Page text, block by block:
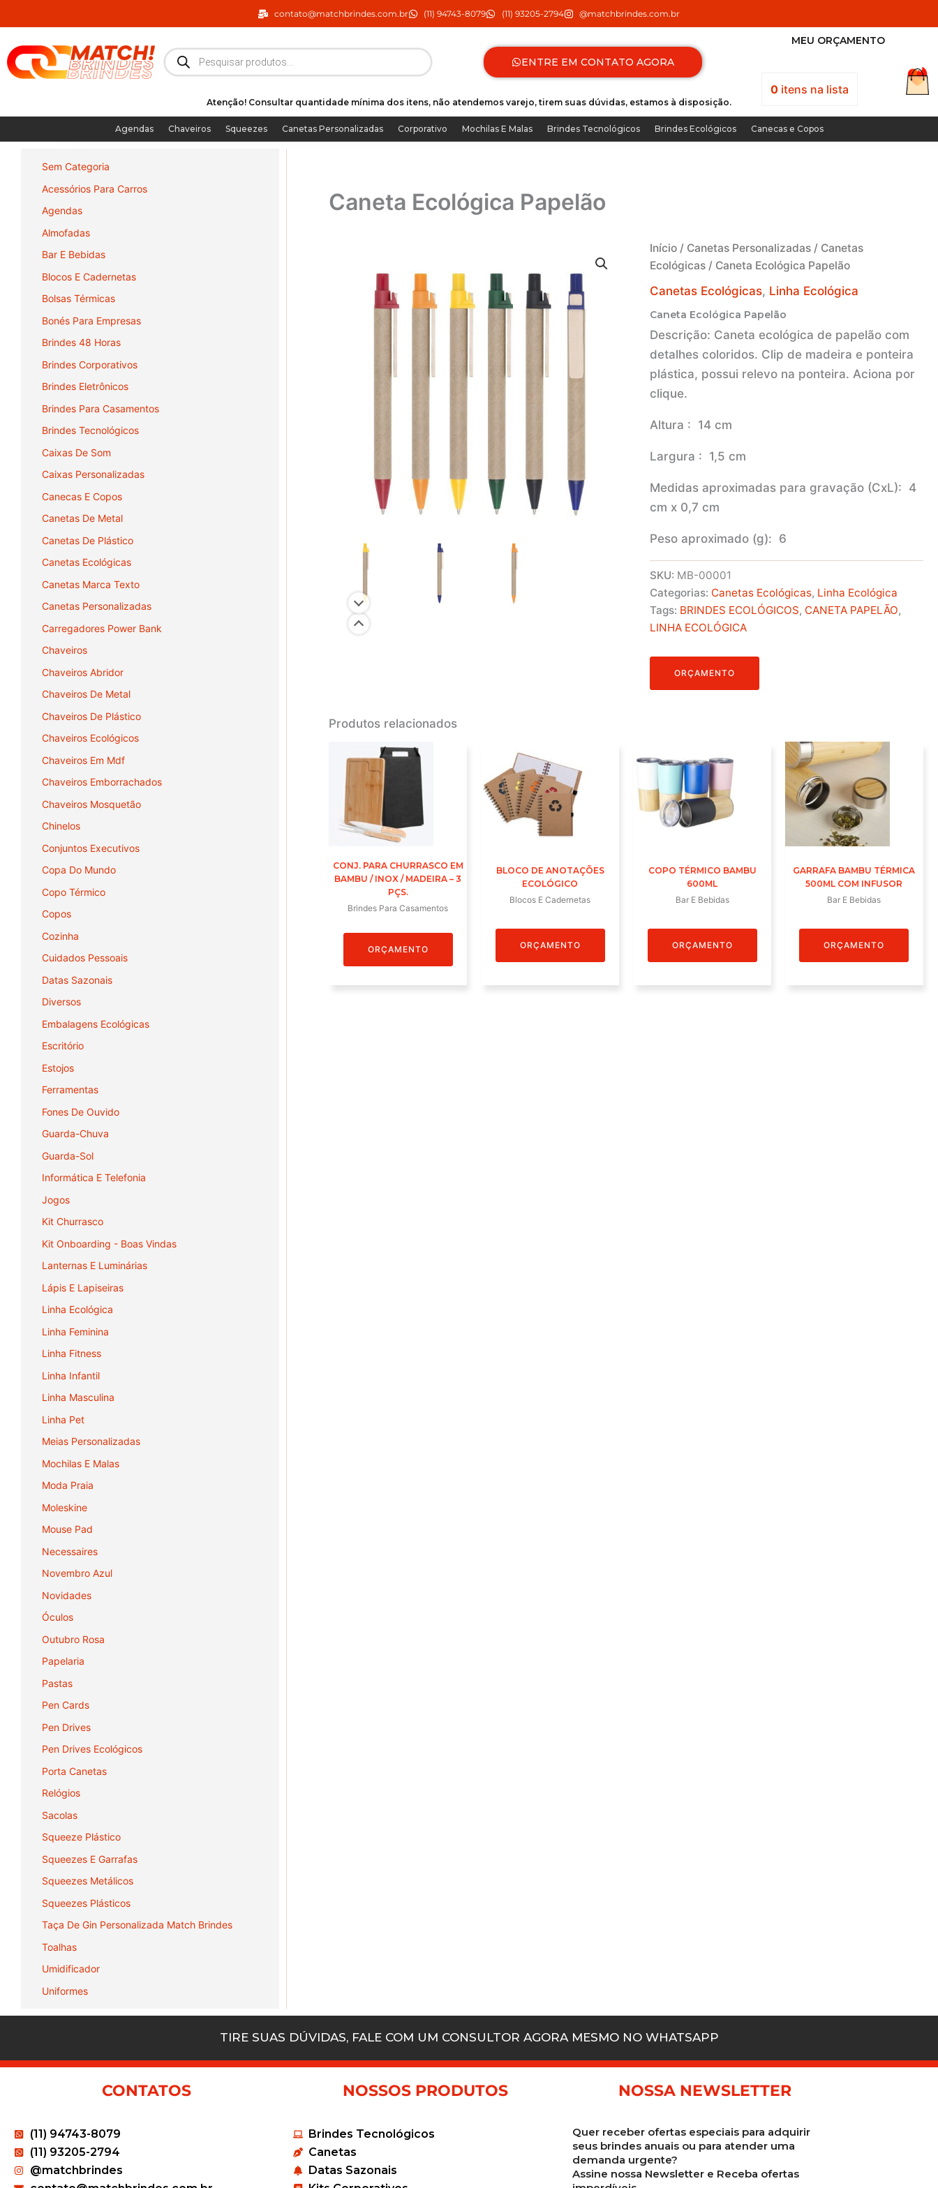
para
conteúdo
contato@matchbrindes.com.br (11) 94743-8079 (11) 93205-2794 @matchbrindes.com.br
Pesquisar
produtos
ENTRE EM CONTATO AGORA
MEU ORÇAMENTO
0itens na lista
Atenção! Consultar quantidade mínima dos itens, não atendemos varejo, tirem suas dúvidas, estamos à disposição.
Agendas Chaveiros Squeezes Canetas Personalizadas Corporativo Mochilas E Malas Brindes Tecnológicos Brindes Ecológicos Canecas e Copos
Sem Categoria
Acessórios Para Carros
Agendas
Almofadas
Bar E Bebidas
Blocos E Cadernetas
Bolsas Térmicas
Bonés Para Empresas
Brindes 48 Horas
Brindes Corporativos
Brindes Eletrônicos
Brindes Para Casamentos
Brindes Tecnológicos
Caixas De Som
Caixas Personalizadas
Canecas E Copos
Canetas De Metal
Canetas De Plástico
Canetas Ecológicas
Canetas Marca Texto
Canetas Personalizadas
Carregadores Power Bank
Chaveiros
Chaveiros Abridor
Chaveiros De Metal
Chaveiros De Plástico
Chaveiros Ecológicos
Chaveiros Em Mdf
Chaveiros Emborrachados
Chaveiros Mosquetão
Chinelos
Conjuntos Executivos
Copa Do Mundo
Copo Térmico
Copos
Cozinha
Cuidados Pessoais
Datas Sazonais
Diversos
Embalagens Ecológicas
Escritório
Estojos
Ferramentas
Fones De Ouvido
Guarda-Chuva
Guarda-Sol
Informática E Telefonia
Jogos
Kit Churrasco
Kit Onboarding - Boas Vindas
Lanternas E Luminárias
Lápis E Lapiseiras
Linha Ecológica
Linha Feminina
Linha Fitness
Linha Infantil
Linha Masculina
Linha Pet
Meias Personalizadas
Mochilas E Malas
Moda Praia
Moleskine
Mouse Pad
Necessaires
Novembro Azul
Novidades
Óculos
Outubro Rosa
Papelaria
Pastas
Pen Cards
Pen Drives
Pen Drives Ecológicos
Porta Canetas
Relógios
Sacolas
Squeeze Plástico
Squeezes E Garrafas
Squeezes Metálicos
Squeezes Plásticos
Taça De Gin Personalizada Match Brindes
Toalhas
Umidificador
Uniformes
Caneta Ecológica Papelão
Início / Canetas Personalizadas / Canetas
Ecológicas / Caneta Ecológica Papelão
Canetas Ecológicas, Linha Ecológica
Caneta Ecológica Papelão
Descrição: Caneta ecológica de papelão com
detalhes coloridos. Clip de madeira e ponteira
plástica, possui relevo na ponteira. Aciona por
clique.
Altura : 14 cm
Largura : 1,5 cm
Medidas aproximadas para gravação (CxL): 4
cm x 0,7 cm
Peso aproximado (g): 6
SKU: MB-00001
Categorias: Canetas Ecológicas, Linha Ecológica
Tags: BRINDES ECOLÓGICOS, CANETA PAPELÃO,
LINHA ECOLÓGICA
ORÇAMENTO
Produtos relacionados
CONJ. PARA CHURRASCO EM
BAMBU / INOX / MADEIRA – 3
PÇS.
Brindes Para Casamentos
ORÇAMENTO
BLOCO DE ANOTAÇÕES
ECOLÓGICO
Blocos E Cadernetas
ORÇAMENTO
COPO TÉRMICO BAMBU
600ML
Bar E Bebidas
ORÇAMENTO
GARRAFA BAMBU TÉRMICA
500ML COM INFUSOR
Bar E Bebidas
ORÇAMENTO
TIRE SUAS DÚVIDAS, FALE COM UM CONSULTOR AGORA MESMO NO WHATSAPP
CONTATOS
(11) 94743-8079
(11) 93205-2794
@matchbrindes
NOSSOS PRODUTOS
Brindes Tecnológicos
Canetas
Datas Sazonais
NOSSA NEWSLETTER
Quer receber ofertas especiais para adquirir
seus brindes anuais ou para atender uma
demanda urgente?
Assine nossa Newsletter e Receba ofertas